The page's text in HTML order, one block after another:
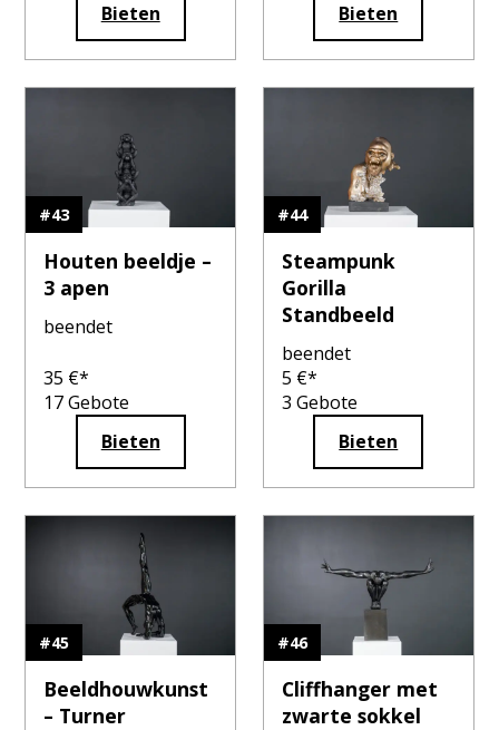
Bieten
Bieten
#43
Houten beeldje –
3 apen
beendet
35 €*
17Gebote
Bieten
#44
Steampunk
Gorilla
Standbeeld
beendet
5 €*
3 Gebote
Bieten
#45
Beeldhouwkunst
– Turner
#46
Cliffhanger met
zwarte sokkel